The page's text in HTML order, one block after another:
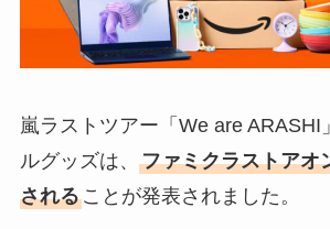
嵐ラストツアー「We are ARASHI
ルグッズは、 ファミクラストアオ
されることが発表されました。